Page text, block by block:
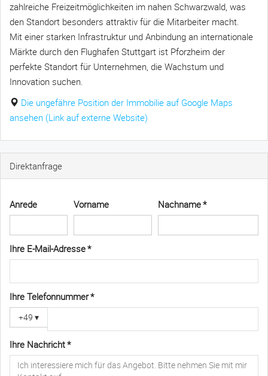
zahlreiche Freizeitmöglichkeiten im nahen Schwarzwald, was
den Standort besonders attraktiv für die Mitarbeiter macht.
Mit einer starken Infrastruktur und Anbindung an internationale
Märkte durch den Flughafen Stuttgart ist Pforzheim der
perfekte Standort für Unternehmen, die Wachstum und
Innovation suchen.
Die ungefähre Position der Immobilie auf Google Maps
ansehen (Link auf externe Website)
Direktanfrage
Anrede Vorname Nachname *
Ihre E-Mail-Adresse *
Ihre Telefonnummer *
+49 ▾
Ihre Nachricht *